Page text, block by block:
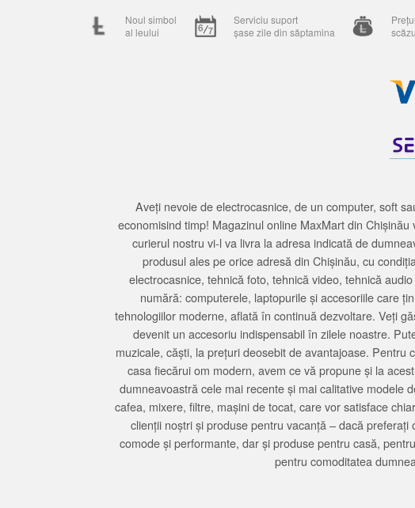
Noul simbol
al leului
Serviciu suport
șase zile din săptamina
Aveți nevoie de electrocasnice, de un computer, soft
economisind timp! Magazinul online MaxMart din
curierul nostru vi-l va livra la adresa indicată de
produsul ales pe orice adresă din Chișinău, cu
electrocasnice, tehnică foto, tehnică video, tehnică
numără: computerele, laptopurile și accesoriile care
tehnologiilor moderne, aflată în continuă dezvoltare. Veți
devenit un accesoriu indispensabil în zilele noastre.
muzicale, căști, la prețuri deosebit de avantajoase.
casa fiecărui om modern, avem ce vă propune și la
dumneavoastră cele mai recente și mai calitative modele
cafea, mixere, filtre, mașini de tocat, care vor satisface
clienții noștri și produse pentru vacanță – dacă
comode și performante, dar și produse pentru casă,
pentru comoditatea